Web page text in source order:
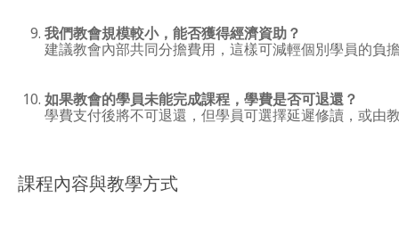
我們教會規模較小，能否獲得經濟資助？
建議教會內部共同分擔費用，這樣可減輕個別學員的負
如果教會的學員未能完成課程，學費是否可退還？
學費支付後將不可退還，但學員可選擇延遲修讀，或由
課程內容與教學方式